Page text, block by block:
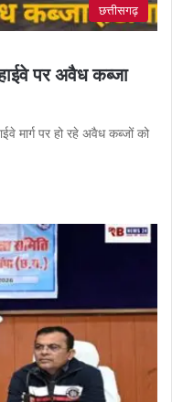
छत्तीसगढ़
पर अवैध कब्जा
मार्ग पर हो रहे अवैध कब्जों को